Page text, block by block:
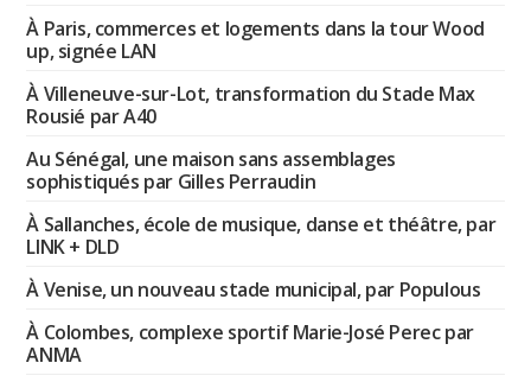
À Paris, commerces et logements dans la tour Wood
up, signée LAN
À Villeneuve-sur-Lot, transformation du Stade Max
Rousié par A40
Au Sénégal, une maison sans assemblages
sophistiqués par Gilles Perraudin
À Sallanches, école de musique, danse et théâtre, par
LINK + DLD
À Venise, un nouveau stade municipal, par Populous
À Colombes, complexe sportif Marie-José Perec par
ANMA